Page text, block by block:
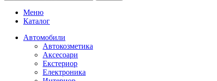
Меню
Каталог
Автомобили
Автокозметика
Аксесоари
Екстериор
Електроника